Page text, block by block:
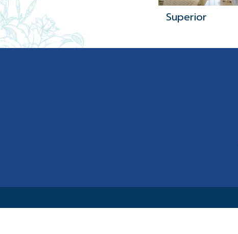
Superior